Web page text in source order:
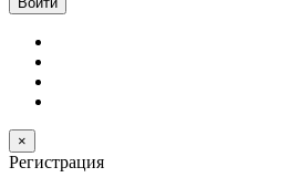
×
Регистрация